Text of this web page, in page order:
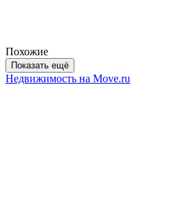
Похожие
Показать ещё
Недвижимость на Move.ru